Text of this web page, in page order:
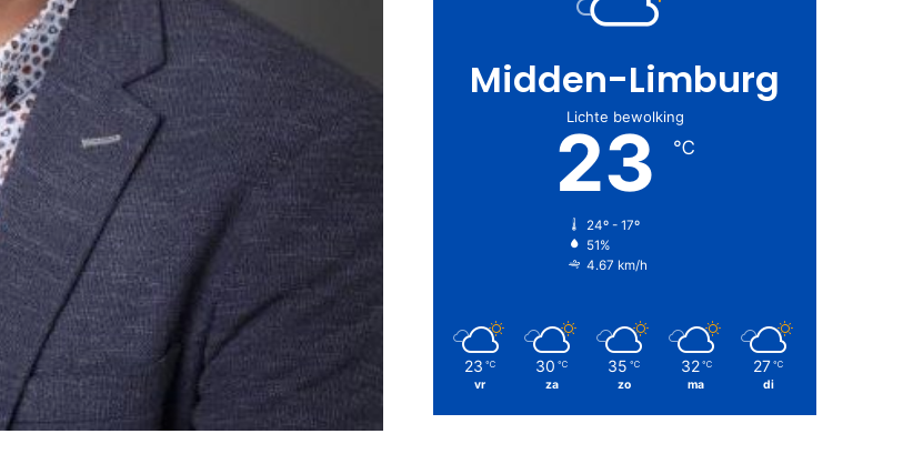
Midden-Limburg
Lichte bewolking
23 ℃
24º - 17º
51%
4.67 km/h
23 ℃
vr
30 ℃
za
35 ℃
zo
32 ℃
ma
27 ℃
di